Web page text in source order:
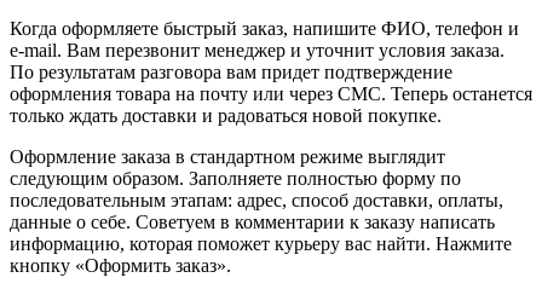
Когда оформляете быстрый заказ, напишите ФИО, телефон и
e-mail. Вам перезвонит менеджер и уточнит условия заказа.
По результатам разговора вам придет подтверждение
оформления товара на почту или через СМС. Теперь останется
только ждать доставки и радоваться новой покупке.
Оформление заказа в стандартном режиме выглядит
следующим образом. Заполняете полностью форму по
последовательным этапам: адрес, способ доставки, оплаты,
данные о себе. Советуем в комментарии к заказу написать
информацию, которая поможет курьеру вас найти. Нажмите
кнопку «Оформить заказ».